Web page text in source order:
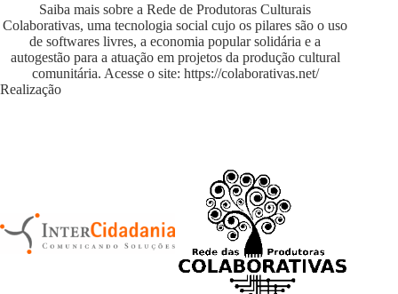
Saiba mais sobre a Rede de Produtoras Culturais
Colaborativas, uma tecnologia social cujo os pilares são o uso
de softwares livres, a economia popular solidária e a
autogestão para a atuação em projetos da produção cultural
comunitária. Acesse o site: https://colaborativas.net/
Realização